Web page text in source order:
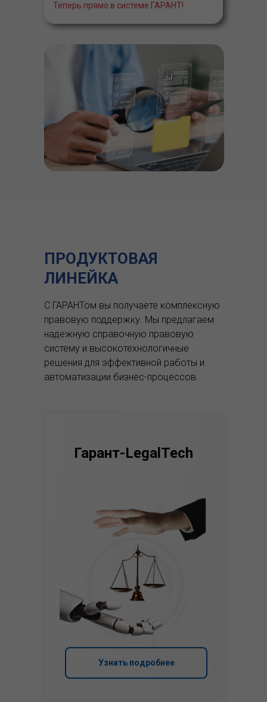
Теперь прямо в системе ГАРАНТ!
ПРОДУКТОВАЯ
ЛИНЕЙКА
С ГАРАНТом вы получаете комплексную
правовую поддержку. Мы предлагаем
надежную справочную правовую
систему и высокотехнологичные
решения для эффективной работы и
автоматизации бизнес-процессов.
Узнать подробнее
Гарант-LegalTech